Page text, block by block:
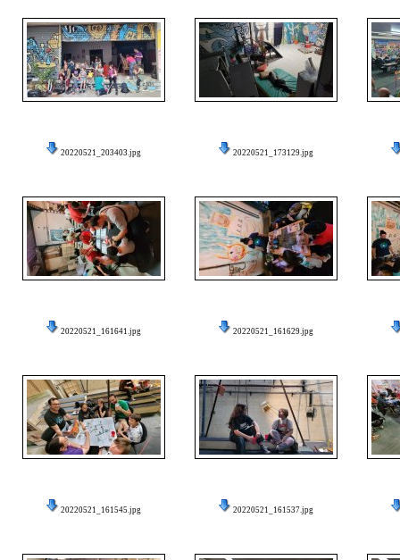
20220521_203403.jpg 20220521_173129.jpg
20220521_161641.jpg 20220521_161629.jpg
20220521_161545.jpg 20220521_161537.jpg